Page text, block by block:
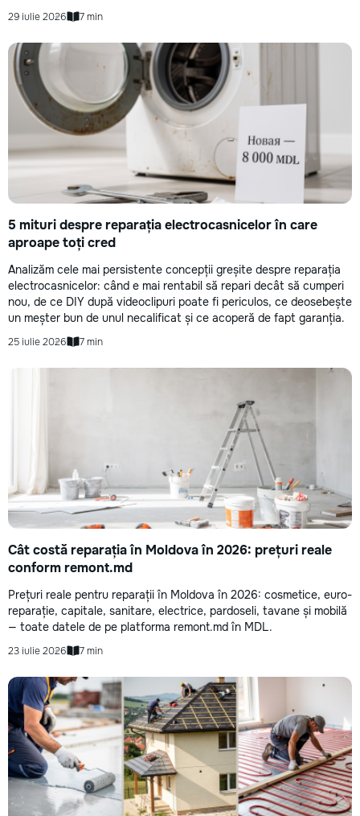
29 iulie 2026 7 min
5 mituri despre reparația electrocasnicelor în care
aproape toți cred
Analizăm cele mai persistente concepții greșite despre reparația
electrocasnicelor: când e mai rentabil să repari decât să cumperi
nou, de ce DIY după videoclipuri poate fi periculos, ce deosebește
un meșter bun de unul necalificat și ce acoperă de fapt garanția.
25 iulie 2026 7 min
Cât costă reparația în Moldova în 2026: prețuri reale
conform remont.md
Prețuri reale pentru reparații în Moldova în 2026: cosmetice, euro-
reparație, capitale, sanitare, electrice, pardoseli, tavane și mobilă
— toate datele de pe platforma remont.md în MDL.
23 iulie 2026 7 min